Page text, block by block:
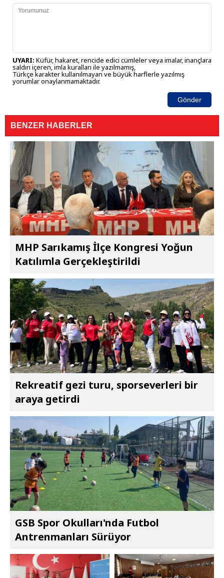
UYARI: Küfür, hakaret, rencide edici cümleler veya imalar, inançlara
saldırı içeren, imla kuralları ile yazılmamış,
Türkçe karakter kullanılmayan ve büyük harflerle yazılmış
yorumlar onaylanmamaktadır.
Gönder
BENZER HABERLER
MHP Sarıkamış İlçe Kongresi Yoğun
Katılımla Gerçekleştirildi
Rekreatif gezi turu, sporseverleri bir
araya getirdi
GSB Spor Okulları'nda Futbol
Antrenmanları Sürüyor